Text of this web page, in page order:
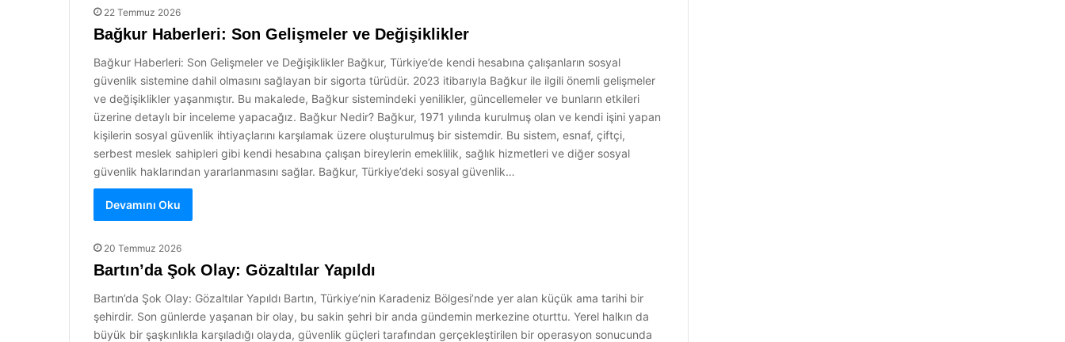
22 Temmuz 2026
Bağkur Haberleri: Son Gelişmeler ve Değişiklikler
Bağkur Haberleri: Son Gelişmeler ve Değişiklikler Bağkur, Türkiye’de kendi hesabına çalışanların sosyal
güvenlik sistemine dahil olmasını sağlayan bir sigorta türüdür. 2023 itibarıyla Bağkur ile ilgili önemli gelişmeler
ve değişiklikler yaşanmıştır. Bu makalede, Bağkur sistemindeki yenilikler, güncellemeler ve bunların etkileri
üzerine detaylı bir inceleme yapacağız. Bağkur Nedir? Bağkur, 1971 yılında kurulmuş olan ve kendi işini yapan
kişilerin sosyal güvenlik ihtiyaçlarını karşılamak üzere oluşturulmuş bir sistemdir. Bu sistem, esnaf, çiftçi,
serbest meslek sahipleri gibi kendi hesabına çalışan bireylerin emeklilik, sağlık hizmetleri ve diğer sosyal
güvenlik haklarından yararlanmasını sağlar. Bağkur, Türkiye’deki sosyal güvenlik…
Devamını Oku
20 Temmuz 2026
Bartın’da Şok Olay: Gözaltılar Yapıldı
Bartın’da Şok Olay: Gözaltılar Yapıldı Bartın, Türkiye’nin Karadeniz Bölgesi’nde yer alan küçük ama tarihi bir
şehirdir. Son günlerde yaşanan bir olay, bu sakin şehri bir anda gündemin merkezine oturttu. Yerel halkın da
büyük bir şaşkınlıkla karşıladığı olayda, güvenlik güçleri tarafından gerçekleştirilen bir operasyon sonucunda